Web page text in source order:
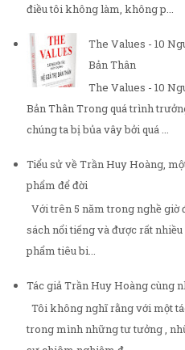
điều tôi không làm, không p...
The Values - 10
Bản Thân
The Values - 10
Bản Thân Trong quá trình
chúng ta bị bủa vây bởi quá ...
Tiểu sử về Trần Huy Hoàng,
phẩm để đời
Với trên 5 năm trong nghề giờ
sách nổi tiếng và được rất
phẩm tiêu bi...
Tác giả Trần Huy Hoàng cùng
Tôi không nghĩ rằng với một
trong mình những tư tưởng ,